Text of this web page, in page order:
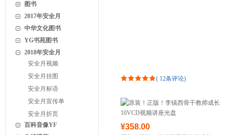
图书
2017年安全月
中华文化图书
YG书苑图书
2018年安全月
安全月视频
安全月挂图
安全月标语
安全月宣传单
安全月折页
百科音像YF
( 12条评论)
¥358.00